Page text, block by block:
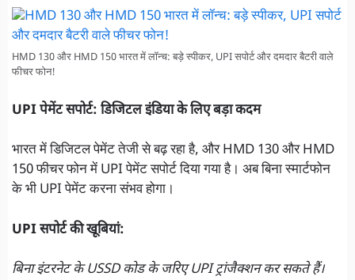
HMD 130 और HMD 150 भारत में लॉन्च: बड़े स्पीकर, UPI सपोर्ट और दमदार बैटरी वाले
फीचर फोन!
UPI पेमेंट सपोर्ट: डिजिटल इंडिया के लिए बड़ा कदम
भारत में डिजिटल पेमेंट तेजी से बढ़ रहा है, और HMD 130 और HMD
150 फीचर फोन में UPI पेमेंट सपोर्ट दिया गया है। अब बिना स्मार्टफोन
के भी UPI पेमेंट करना संभव होगा।
UPI सपोर्ट की खूबियां:
बिना इंटरनेट के USSD कोड के जरिए UPI ट्रांजैक्शन कर सकते हैं।